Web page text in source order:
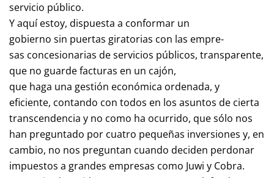
servicio público.
Y aquí estoy, dispuesta a conformar un
gobierno sin puertas giratorias con las empre-
sas concesionarias de servicios públicos, transparente,
que no guarde facturas en un cajón,
que haga una gestión económica ordenada, y
eficiente, contando con todos en los asuntos de cierta
transcendencia y no como ha ocurrido, que sólo nos
han preguntado por cuatro pequeñas inversiones y, en
cambio, no nos preguntan cuando deciden perdonar
impuestos a grandes empresas como Juwi y Cobra.